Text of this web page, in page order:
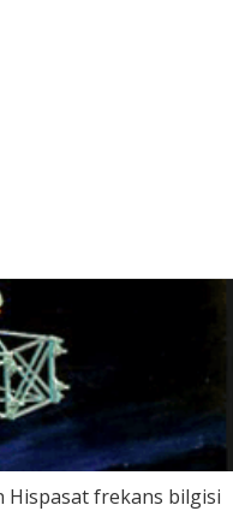
Hispasat frekans bilgisi